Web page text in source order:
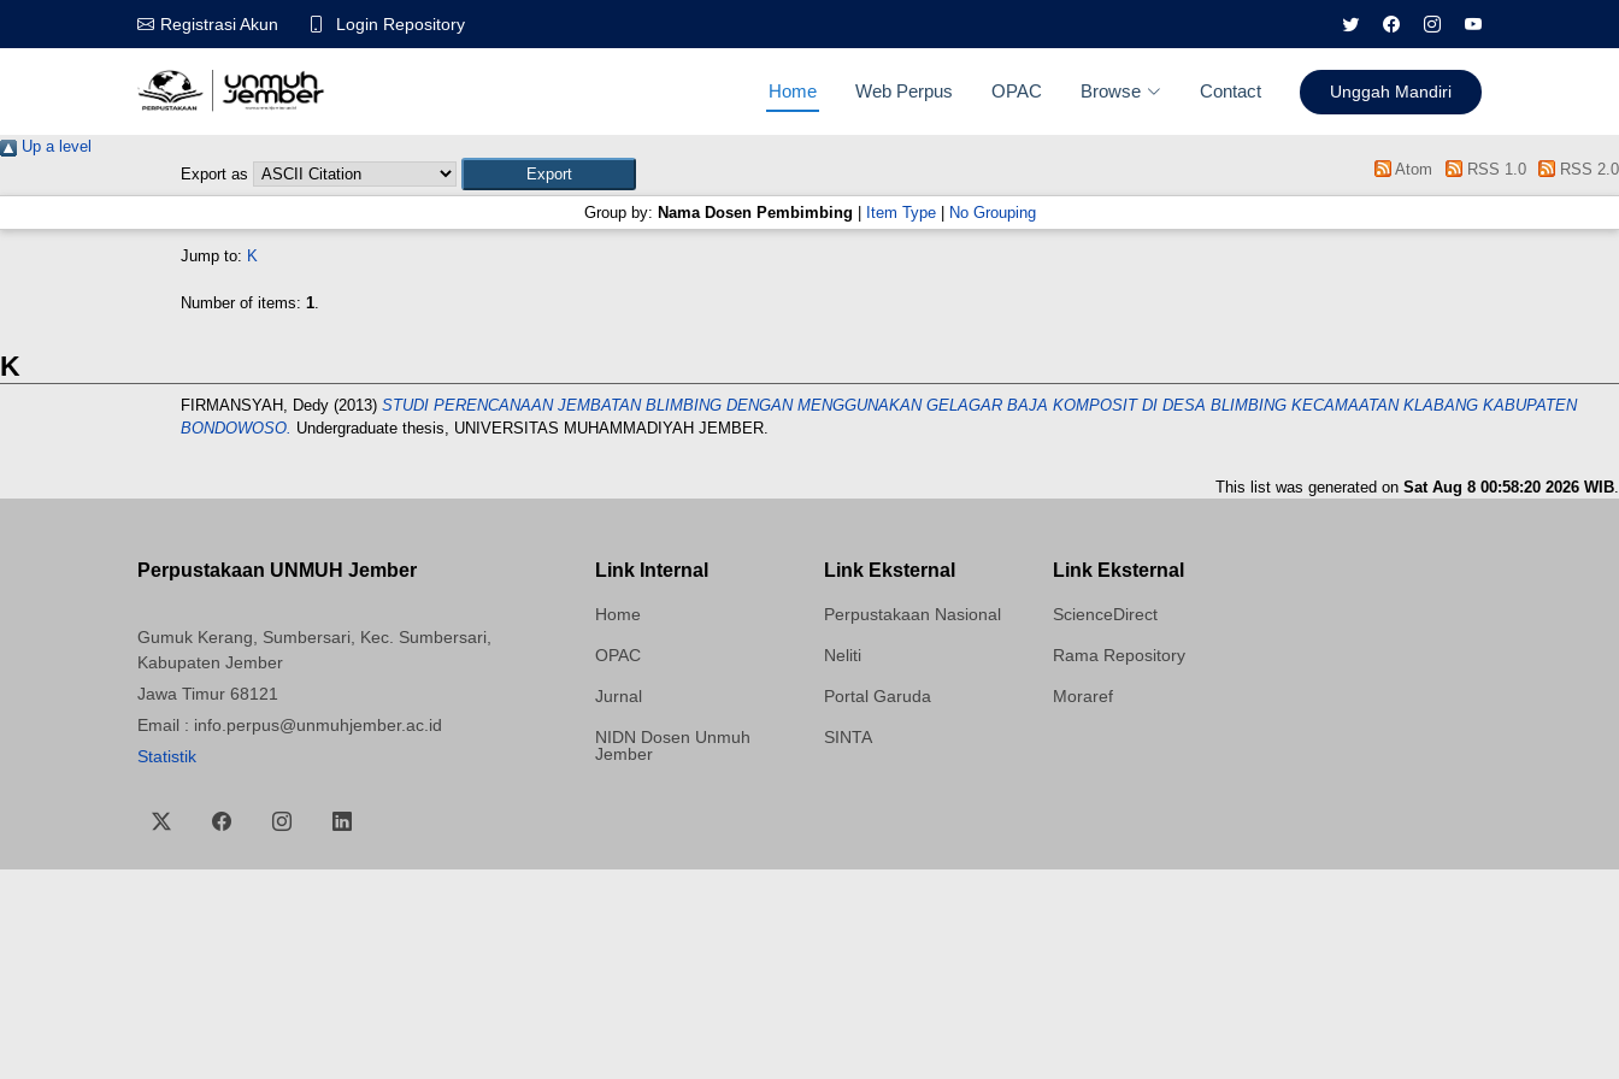
Registrasi Akun Login Repository
Home Web Perpus OPAC Browse Contact Unggah Mandiri
Up a level
Export as
Atom RSS 1.0 RSS 2.0
Group by: Nama Dosen Pembimbing Item Type| No Grouping
Jump to: K
Number of items: 1.
K
FIRMANSYAH, Dedy (2013) STUDI PERENCANAAN JEMBATAN BLIMBING DENGAN MENGGUNAKAN GELAGAR BAJA KOMPOSIT DI DESA BLIMBING KECAMAATAN KLABANG KABUPATEN
BONDOWOSO. Undergraduate thesis, UNIVERSITAS MUHAMMADIYAH JEMBER.
This list was generated on Sat Aug 8 00:58:20 2026 WIB.
Perpustakaan UNMUH Jember
Gumuk Kerang, Sumbersari, Kec. Sumbersari,
Kabupaten Jember
Jawa Timur 68121
Email : info.perpus@unmuhjember.ac.id
Statistik
Link Internal
Home
OPAC
Jurnal
NIDN Dosen Unmuh
Jember
Link Eksternal
Perpustakaan Nasional
Neliti
Portal Garuda
SINTA
Link Eksternal
ScienceDirect
Rama Repository
Moraref